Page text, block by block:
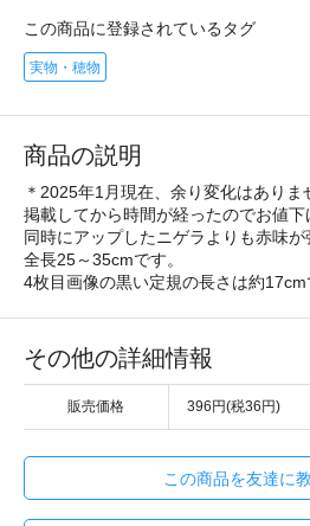
この商品に登録されているタグ
実物・穂物
商品の説明
＊2025年1月現在、余り変化はありま
掲載してから時間が経ったのでお値下
同時にアップしたニゲラよりも赤味が
全長25～35cmです。
4枚目画像の黒い定規の長さは約17cm
その他の詳細情報
販売価格 396円(税36円)
この商品を友達に